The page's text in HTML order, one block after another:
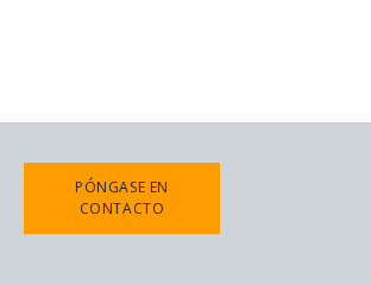
PÓNGASE EN
CONTACTO